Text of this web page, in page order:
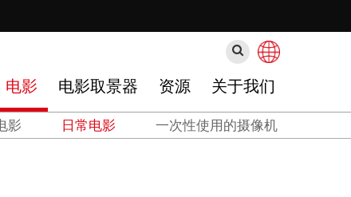
电影
一次性使用的摄像机
日常电影
影
电影取景器 资源 关于我们
搜